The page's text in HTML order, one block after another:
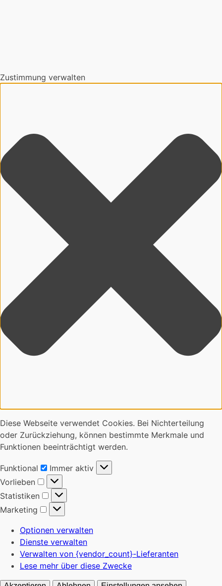
Zustimmung verwalten
Diese Webseite verwendet Cookies. Bei Nichterteilung
oder Zurückziehung, können bestimmte Merkmale und
Funktionen beeinträchtigt werden.
Funktional Funktional
Immer aktiv
Vorlieben
Vorlieben
Statistiken
Statistiken
Marketing
Marketing
Optionen verwalten
Dienste verwalten
Verwalten von {vendor_count}-Lieferanten
Lese mehr über diese Zwecke